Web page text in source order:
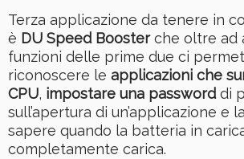
Terza applicazione da tenere in
è DU Speed Boosterche oltre ad
funzioni delle prime due ci
riconoscere le applicazioni che
CPU, impostare una passworddi
sull’apertura di un’applicazione e
sapere quando la batteria in
completamente carica.